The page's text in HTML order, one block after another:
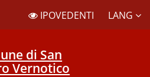
IPOVEDENTI LANG
di San
Vernotico